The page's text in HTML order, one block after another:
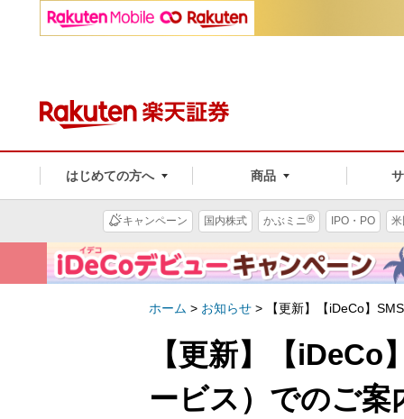
はじめての方へ 商品
キャンペーン 国内株式 かぶミニ® IPO・PO
ホーム > お知らせ > 【更新】【iDeCo】
【更新】【
ービス）でのご案